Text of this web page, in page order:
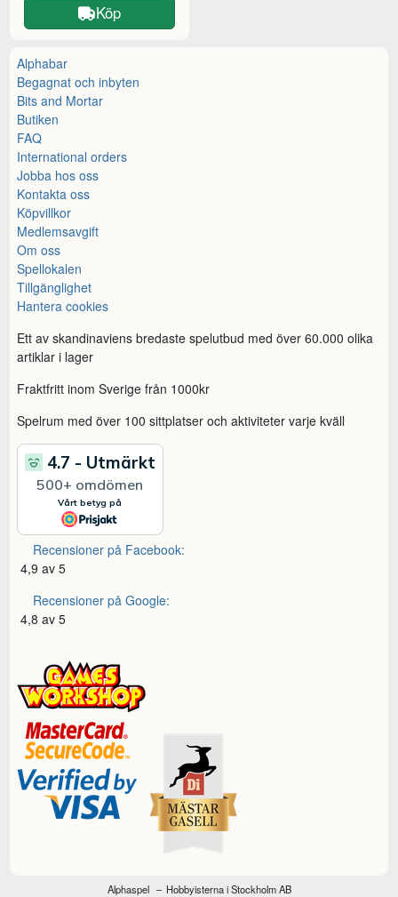
Köp
Alphabar
Begagnat och inbyten
Bits and Mortar
Butiken
FAQ
International orders
Jobba hos oss
Kontakta oss
Köpvillkor
Medlemsavgift
Om oss
Spellokalen
Tillgänglighet
Hantera cookies
Ett av skandinaviens bredaste spelutbud med över 60.000 olika
artiklar i lager
Fraktfritt inom Sverige från 1000kr
Spelrum med över 100 sittplatser och aktiviteter varje kväll
Recensioner på Facebook:
4,9 av 5
Recensioner på Google:
4,8 av 5
Alphaspel
Hobbyisterna i Stockholm AB